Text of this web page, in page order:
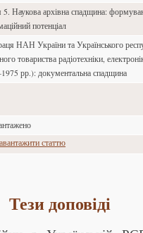
5. Наукова архівна спадщина:
потенціал
НАН України та Українського
товариства радіотехніки,
рр.): документальна спадщина
статтю
Тези доповіді